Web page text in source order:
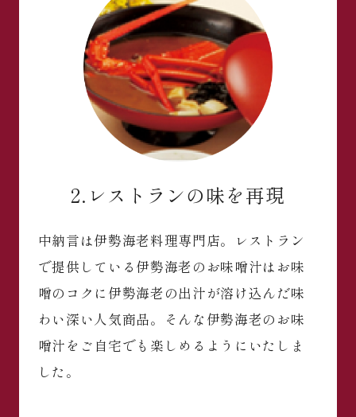
2.レストランの味を再現
中納言は伊勢海老料理専門店。レストラン
で提供している伊勢海老のお味噌汁はお味
噌のコクに伊勢海老の出汁が溶け込んだ味
わい深い人気商品。そんな伊勢海老のお味
噌汁をご自宅でも楽しめるようにいたしま
した。